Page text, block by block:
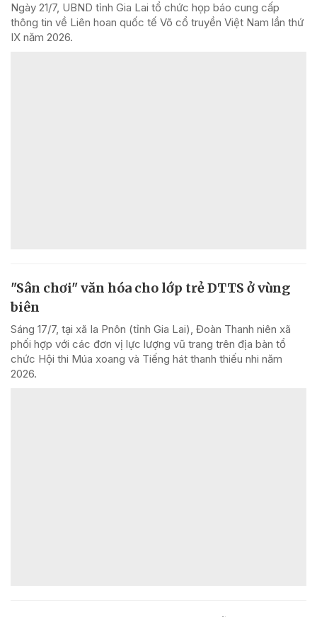
Ngày 21/7, UBND tỉnh Gia Lai tổ chức họp báo cung cấp
thông tin về Liên hoan quốc tế Võ cổ truyền Việt Nam lần thứ
IX năm 2026.
"Sân chơi" văn hóa cho lớp trẻ DTTS ở vùng
biên
Sáng 17/7, tại xã Ia Pnôn (tỉnh Gia Lai), Đoàn Thanh niên xã
phối hợp với các đơn vị lực lượng vũ trang trên địa bàn tổ
chức Hội thi Múa xoang và Tiếng hát thanh thiếu nhi năm
2026.